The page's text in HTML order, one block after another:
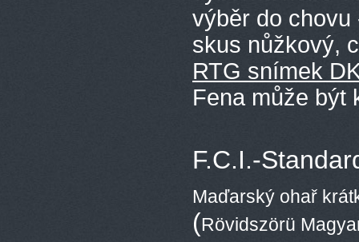
výběr do chovu
skus nůžkový,
RTG snímek
Fena může být
F.C.I.-
Maďarský ohař
(Rövidszörü